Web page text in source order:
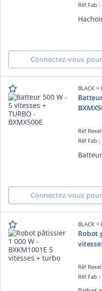
Réf Fab :
Connectez-vous
BLACK +
Réf
Réf Fab :
Connectez-vous
BLACK +
Robot
Réf
Réf Fab :